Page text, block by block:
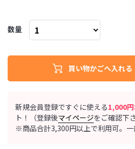
新規会員登録ですぐに使える1,000
ト！（登録後マイページをご確認下さ
※商品合計3,300円以上で利用可。一
数量